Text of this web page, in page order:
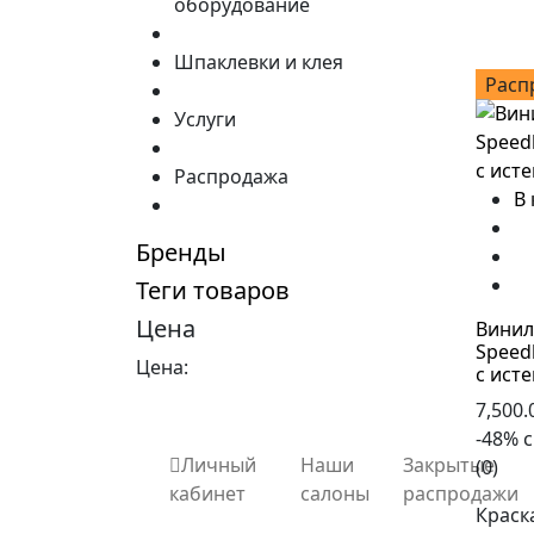
Личный
кабинет
Наши
салоны
Закрытые
распродажи
В
с
-48%
(0)
Шпаклевки и клея
Услуги
Распродажа
Бренды
Теги товаров
Цена
Цена: